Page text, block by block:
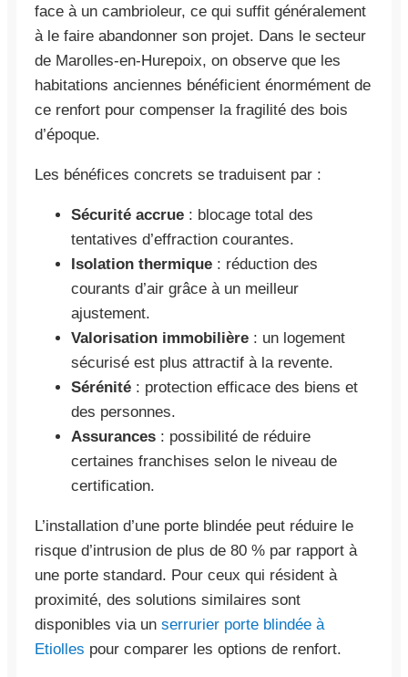
face à un cambrioleur, ce qui suffit généralement
à le faire abandonner son projet. Dans le secteur
de Marolles-en-Hurepoix, on observe que les
habitations anciennes bénéficient énormément de
ce renfort pour compenser la fragilité des bois
d’époque.
Les bénéfices concrets se traduisent par :
Sécurité accrue : blocage total des
tentatives d’effraction courantes.
Isolation thermique : réduction des
courants d’air grâce à un meilleur
ajustement.
Valorisation immobilière : un logement
sécurisé est plus attractif à la revente.
Sérénité : protection efficace des biens et
des personnes.
Assurances : possibilité de réduire
certaines franchises selon le niveau de
certification.
L’installation d’une porte blindée peut réduire le
risque d’intrusion de plus de 80 % par rapport à
une porte standard. Pour ceux qui résident à
proximité, des solutions similaires sont
disponibles via un serrurier porte blindée à
Etiolles pour comparer les options de renfort.